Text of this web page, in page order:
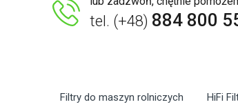
tel. (+48) 884 800
Filtry do maszyn rolniczych HiFi